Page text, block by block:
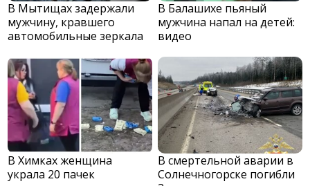
В Мытищах задержали
мужчину, кравшего
автомобильные зеркала
В Балашихе пьяный
мужчина напал на детей:
видео
В Химках женщина
украла 20 пачек
В смертельной аварии в
Солнечногорске погибли